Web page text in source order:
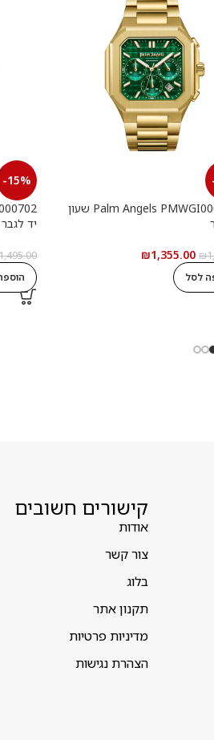
Palm Angels PMWGI0000703 שעון
₪
₪1,355.00
לסל
-15%
יד לגבר
קישורים חשובים
אודות
צור קשר
בלוג
תקנון אתר
מדיניות פרטיות
הצהרת נגישות